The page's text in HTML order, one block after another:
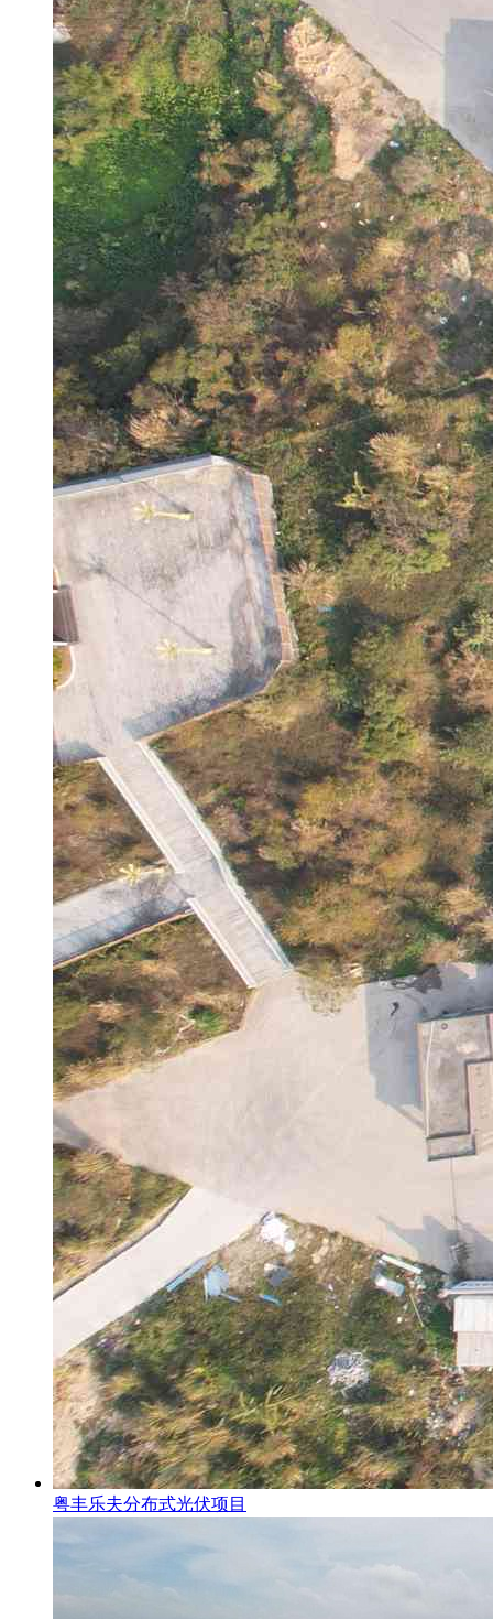
粤丰乐夫分布式光伏项目